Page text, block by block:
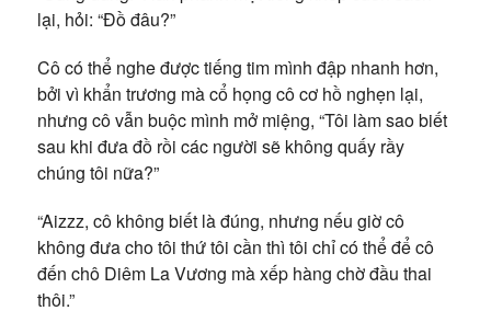
lại, hỏi: “Đồ đâu?”
Cô có thể nghe được tiếng tim mình đập nhanh hơn,
bởi vì khẩn trương mà cổ họng cô cơ hồ nghẹn lại,
nhưng cô vẫn buộc mình mở miệng, “Tôi làm sao biết
sau khi đưa đồ rồi các người sẽ không quấy rầy
chúng tôi nữa?”
“Aizzz, cô không biết là đúng, nhưng nếu giờ cô
không đưa cho tôi thứ tôi cần thì tôi chỉ có thể để cô
đến chô Diêm La Vương mà xếp hàng chờ đầu thai
thôi.”